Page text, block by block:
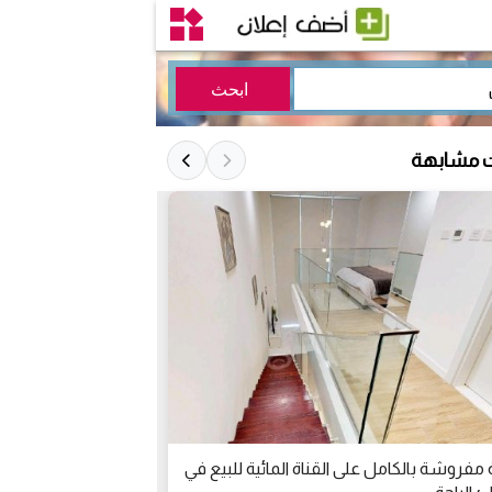
مشابهة
بالكامل على القناة المائية للبيع في